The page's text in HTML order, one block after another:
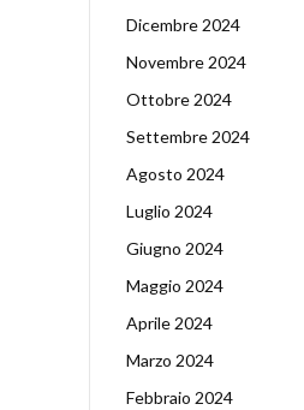
Dicembre 2024
Novembre 2024
Ottobre 2024
Settembre 2024
Agosto 2024
Luglio 2024
Giugno 2024
Maggio 2024
Aprile 2024
Marzo 2024
Febbraio 2024